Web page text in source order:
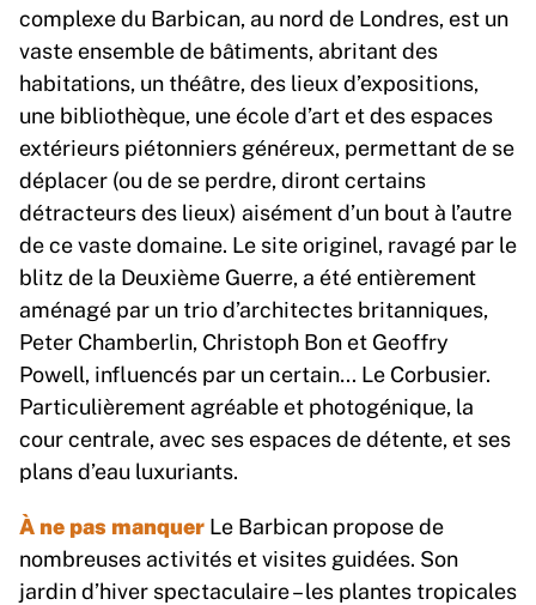
complexe du Barbican, au nord de Londres, est un
vaste ensemble de bâtiments, abritant des
habitations, un théâtre, des lieux d’expositions,
une bibliothèque, une école d’art et des espaces
extérieurs piétonniers généreux, permettant de se
déplacer (ou de se perdre, diront certains
détracteurs des lieux) aisément d’un bout à l’autre
de ce vaste domaine. Le site originel, ravagé par le
blitz de la Deuxième Guerre, a été entièrement
aménagé par un trio d’architectes britanniques,
Peter Chamberlin, Christoph Bon et Geoffry
Powell, influencés par un certain… Le Corbusier.
Particulièrement agréable et photogénique, la
cour centrale, avec ses espaces de détente, et ses
plans d’eau luxuriants.
À ne pas manquer Le Barbican propose de
nombreuses activités et visites guidées. Son
jardin d’hiver spectaculaire – les plantes tropicales